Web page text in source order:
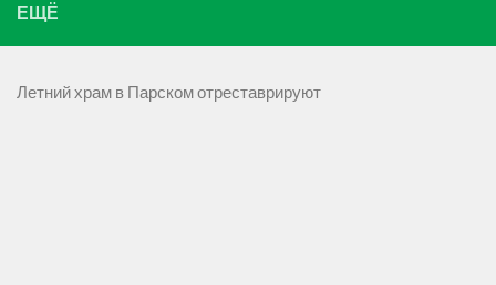
ЕЩЁ
Летний храм в Парском отреставрируют